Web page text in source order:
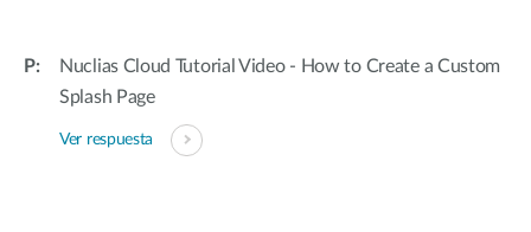
Nuclias Cloud Tutorial Video - How to Create a Custom
Splash Page
Ver respuesta